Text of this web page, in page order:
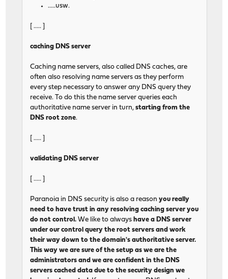
.....usw.
[ ..... ]
caching DNS server
Caching name servers, also called DNS caches, are
often also resolving name servers as they perform
every step necessary to answer any DNS query they
receive. To do this the name server queries each
authoritative name server in turn,starting from the
DNS root zone.
[ ..... ]
validating DNS server
[ ..... ]
Paranoia in DNS security is also a reasonyou really
need to have trust in any resolving caching server you
do not control. We like to always have a DNS server
under our control query the root servers and work
their way down to the domain's authoritative server.
This way we are sure of the setup as we are the
administrators and we are confident in the DNS
servers cached data due to the security design we